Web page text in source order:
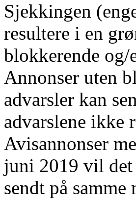
Sjekkingen
resultere i en
blokkerende
Annonser uten
advarsler kan
advarslene ikke
Avisannonser
juni 2019 vil det
sendt på